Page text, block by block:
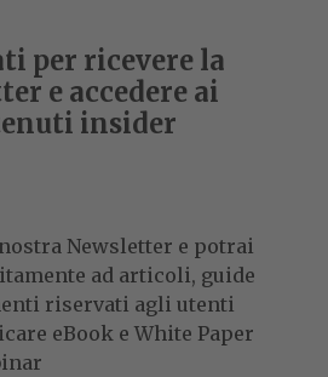
per ricevere la
e accedere ai
insider
Newsletter e potrai
ad articoli, guide
riservati agli utenti
eBook e White Paper